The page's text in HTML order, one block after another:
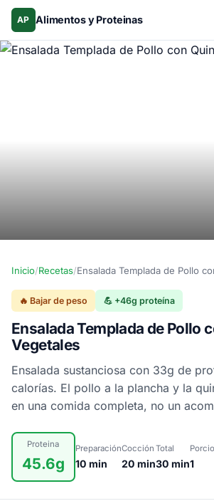
AP Alimentos y Proteinas
Inicio/Recetas/Ensalada Templada de Pollo
🔥 Bajar de peso 💪 +46g proteína
Ensalada Templada de Pollo
Vegetales
Ensalada sustanciosa con 33g de
calorías. El pollo a la plancha y la
en una comida completa, no un
Proteina
45.6g
Preparación
10 min
Cocción
20 min
Total
30 min1